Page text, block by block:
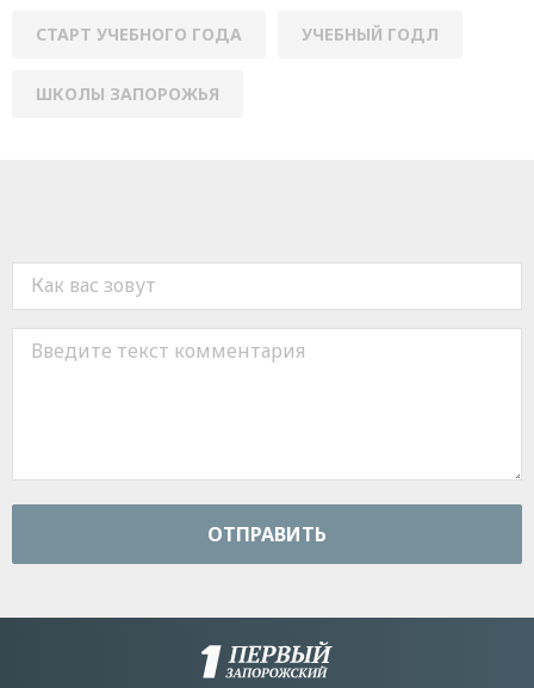
СТАРТ УЧЕБНОГО ГОДА УЧЕБНЫЙ ГОДЛ
ШКОЛЫ ЗАПОРОЖЬЯ
ОТПРАВИТЬ